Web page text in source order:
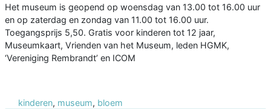
Het museum is geopend op woensdag van 13.00 tot 16.00 uur
en op zaterdag en zondag van 11.00 tot 16.00 uur.
Toegangsprijs 5,50. Gratis voor kinderen tot 12 jaar,
Museumkaart, Vrienden van het Museum, leden HGMK,
‘Vereniging Rembrandt’ en ICOM
kinderen, museum, bloem